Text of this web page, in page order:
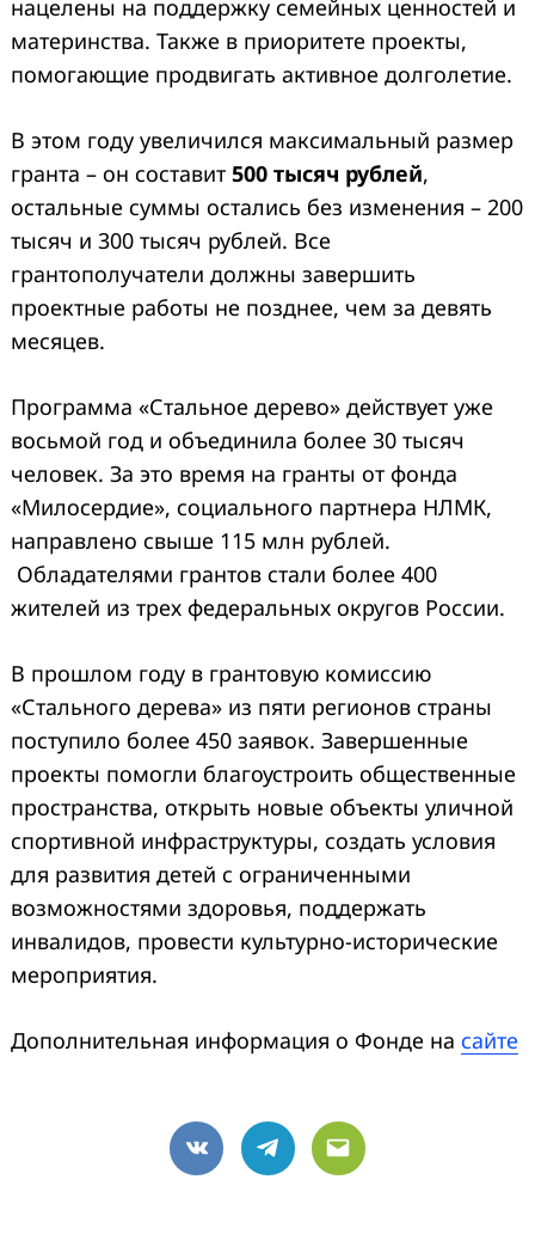
нацелены на поддержку семейных ценностей и
материнства. Также в приоритете проекты,
помогающие продвигать активное долголетие.
В этом году увеличился максимальный размер
гранта – он составит 500 тысяч рублей,
остальные суммы остались без изменения – 200
тысяч и 300 тысяч рублей. Все
грантополучатели должны завершить
проектные работы не позднее, чем за девять
месяцев.
Программа «Стальное дерево» действует уже
восьмой год и объединила более 30 тысяч
человек. За это время на гранты от фонда
«Милосердие», социального партнера НЛМК,
направлено свыше 115 млн рублей.
Обладателями грантов стали более 400
жителей из трех федеральных округов России.
В прошлом году в грантовую комиссию
«Стального дерева» из пяти регионов страны
поступило более 450 заявок. Завершенные
проекты помогли благоустроить общественные
пространства, открыть новые объекты уличной
спортивной инфраструктуры, создать условия
для развития детей с ограниченными
возможностями здоровья, поддержать
инвалидов, провести культурно-исторические
мероприятия.
Дополнительная информация о Фонде на сайте
VK Telegram
Email